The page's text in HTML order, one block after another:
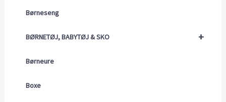
Børneseng
+
BØRNETØJ, BABYTØJ & SKO
Børneure
Boxe